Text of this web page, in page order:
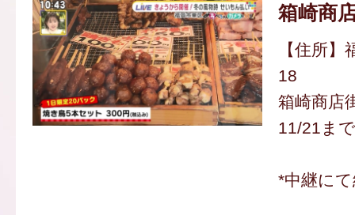
箱崎商
【住所
18
箱崎商店
11/21ま
*中継に